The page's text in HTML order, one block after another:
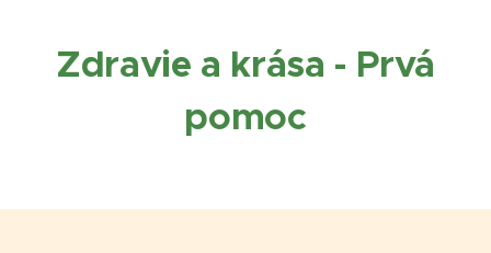
Zdravie a krása - Prvá
pomoc